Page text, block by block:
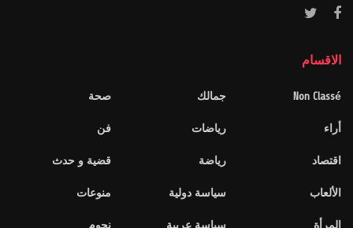
الاقسام
Non Classé
أراء
اقتصاد
الألعاب
جمالك
رياضات
رياضة
سياسة دولية
صحة
فن
قضية و حدث
منوعات